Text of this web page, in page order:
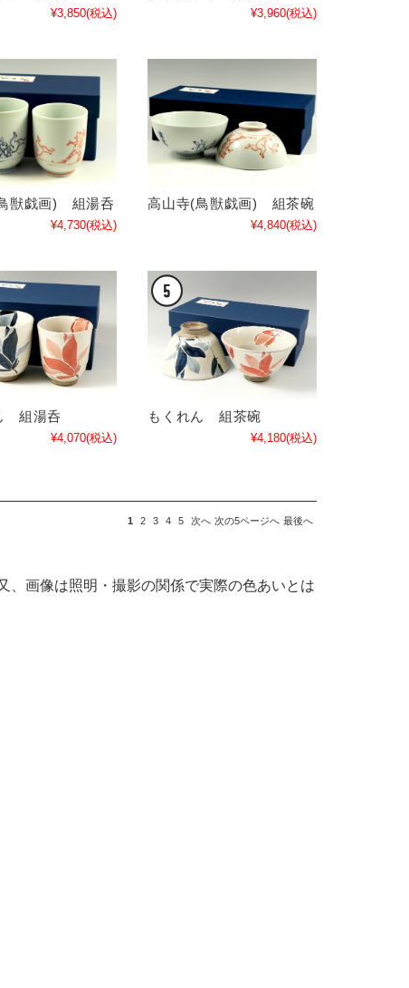
¥3,850(税込) ¥3,960(税込)
獣戯画) 組湯呑
¥4,730(税込)
高山寺(鳥獣戯画) 組茶碗
¥4,840(税込)
組湯呑
¥4,070(税込)
もくれん 組茶碗
¥4,180(税込)
1 2 3 4 5 次へ 次の5ページへ 最後へ
、画像は照明・撮影の関係で実際の色あいとは